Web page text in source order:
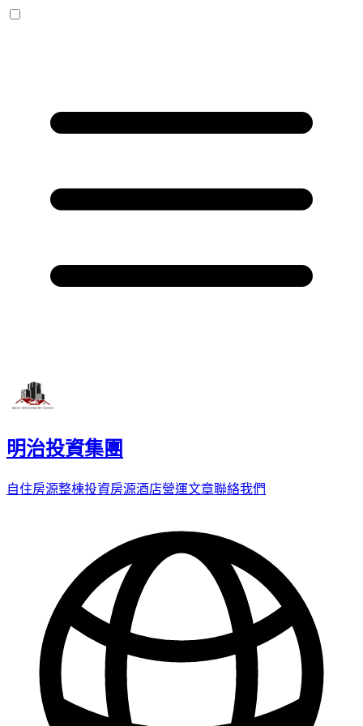
明治投資集團
自住房源整棟投資房源酒店營運文章聯絡我們